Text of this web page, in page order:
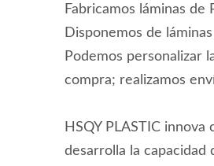
Fabricamos láminas
Disponemos de
Podemos personalizar
compra; realizamos
HSQY PLASTIC
desarrolla la capacidad